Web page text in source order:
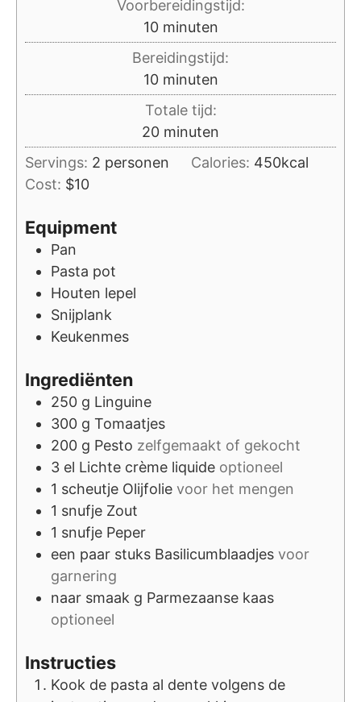
Voorbereidingstijd:
10minuten
minuten
Bereidingstijd:
10minuten
minuten
Totale tijd:
20minuten
minuten
Servings: 2 personen Calories: 450kcal
Cost: $10
Equipment
Pan
Pasta pot
Houten lepel
Snijplank
Keukenmes
Ingrediënten
250 g Linguine
300 g Tomaatjes
200 g Pesto zelfgemaakt of gekocht
3 el Lichte crème liquide optioneel
1 scheutje Olijfolie voor het mengen
1 snufje Zout
1 snufje Peper
een paar stuks Basilicumblaadjes voor
garnering
naar smaak g Parmezaanse kaas
optioneel
Instructies
Kook de pasta al dente volgens de